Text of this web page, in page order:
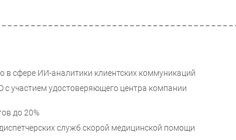
в сфере ИИ-аналитики клиентских коммуникаций
с участием удостоверяющего центра компании
до 20%
служб скорой медицинской помощи